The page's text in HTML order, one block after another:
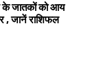
जातकों को आय
, जानें राशिफल